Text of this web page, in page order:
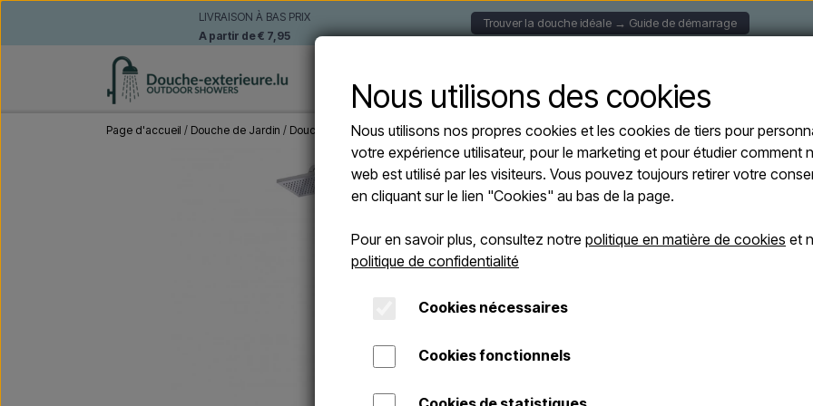
LIVRAISON À BAS PRIX
A partir de € 7,95
Trouver la douche idéale → Guide de démarrage
Page d'accueil Douche de Jardin Douches Solaire CRM NATURE - Douche solaire 30 litres
CRM NATURE
litres
Greenwood, Sans
La douche solaire CRM est
Nous utilisons des cookies
Nous utilisons nos propres cookies et les cookies de tiers pour
votre expérience utilisateur, pour le marketing et pour étudier comment
web est utilisé par les visiteurs. Vous pouvez toujours retirer votre
en cliquant sur le lien "Cookies" au bas de la page.
Pour en savoir plus, consultez notre politique en matière de cookies et
politique de confidentialité
Cookies nécessaires
Cookies fonctionnels